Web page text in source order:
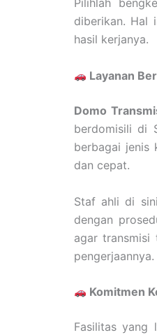
Pilihlah
diberikan. Hal
hasil kerjanya.
Layanan
Domo
berdomisili di
berbagai jenis
dan cepat.
Staf ahli di
dengan
agar transmisi
pengerjaannya.
Komitmen
Fasilitas yang